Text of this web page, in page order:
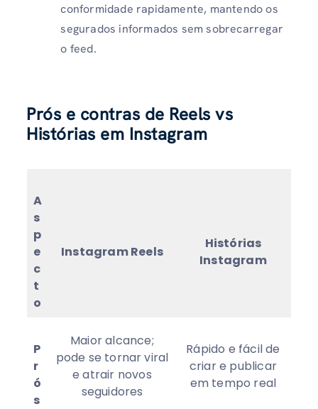
conformidade rapidamente, mantendo os
segurados informados sem sobrecarregar
o feed.
Prós e contras de Reels vs
Histórias em Instagram
A
s
p
e
c
t
o
Instagram Reels
Histórias
Instagram
P
r
ó
s
Maior alcance;
pode se tornar viral
e atrair novos
seguidores
Rápido e fácil de
criar e publicar
em tempo real